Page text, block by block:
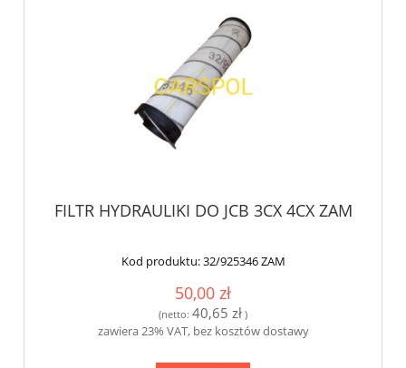
FILTR HYDRAULIKI DO JCB 3CX 4CX ZAM
Kod produktu:32/925346 ZAM
50,00 zł
(netto: 40,65 zł )
zawiera 23% VAT, bez kosztów dostawy